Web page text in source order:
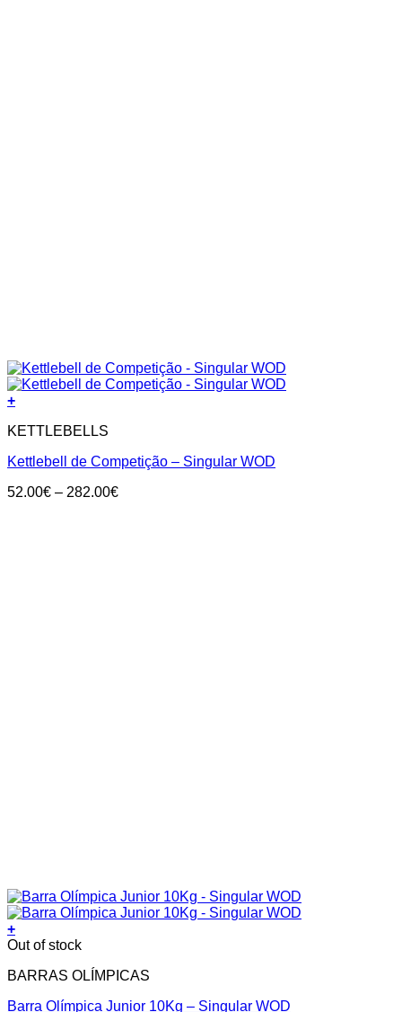
+
KETTLEBELLS
Kettlebell de Competição – Singular WOD
52.00€ – 282.00€Price
+
Out of stock
BARRAS OLÍMPICAS
Barra Olímpica Junior 10Kg – Singular WOD